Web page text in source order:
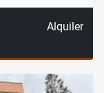
Alquiler